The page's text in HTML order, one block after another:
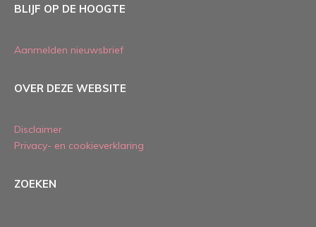
BLIJF OP DE HOOGTE
Aanmelden nieuwsbrief
OVER DEZE WEBSITE
Disclaimer
Privacy- en cookieverklaring
ZOEKEN